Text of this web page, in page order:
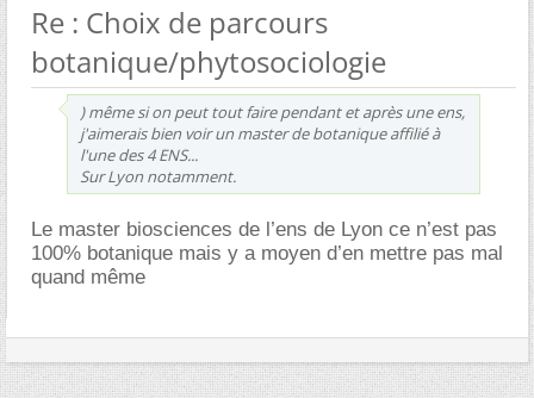
Re : Choix de parcours
botanique/phytosociologie
) même si on peut tout faire pendant et après une ens,
j'aimerais bien voir un master de botanique affilié à
l'une des 4 ENS...
Sur Lyon notamment.
Le master biosciences de l’ens de Lyon ce n’est pas
100% botanique mais y a moyen d’en mettre pas mal
quand même